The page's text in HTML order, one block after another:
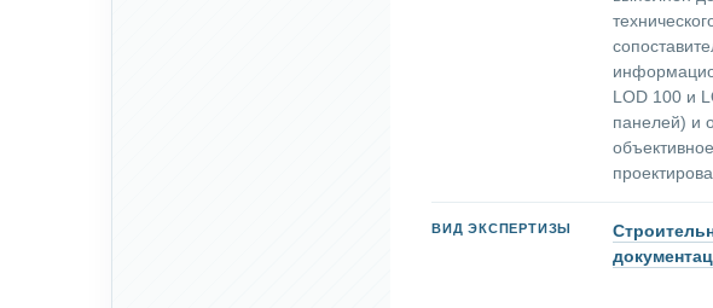
LOD 100 и
панелей) и
ВИД ЭКСПЕРТИЗЫ